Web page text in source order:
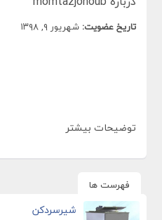
تاریخ عضویت: شهریور ۹, ۱۳۹۸
توضیحات بیشتر
فهرست ها
شیرسردکن